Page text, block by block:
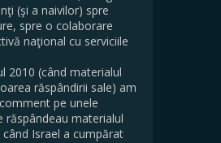
(şi a naivilor) spre
spre o colaborare
naţional cu serviciile
2010 (când materialul
răspândirii sale) am
pe unele
răspândeau materialul
când Israel a cumpărat